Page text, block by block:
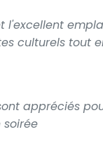
l'excellent
culturels tout
appréciés
soirée